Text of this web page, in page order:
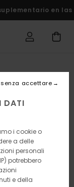
en
DATI
i cookie o
a delle
personali
potrebbero
e della
accettare